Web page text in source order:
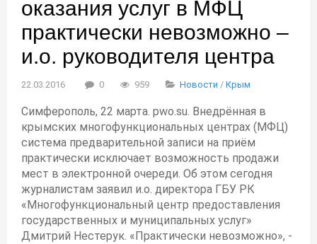
оказания услуг в МФЦ
практически невозможно –
и.о. руководителя центра
22.03.2016 0 959 Новости / Крым
Симферополь, 22 марта. pwo.su. Внедрённая в
крымских многофункциональных центрах (МФЦ)
система предварительной записи на приём
практически исключает возможность продажи
мест в электронной очереди. Об этом сегодня
журналистам заявил и.о. директора ГБУ РК
«Многофункциональный центр предоставления
государственных и муниципальных услуг»
Дмитрий Нестерук. «Практически невозможно», -